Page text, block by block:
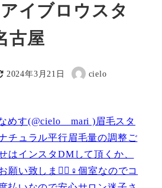
イブロウスタ
古屋
新日
2024年3月21日
著
cielo